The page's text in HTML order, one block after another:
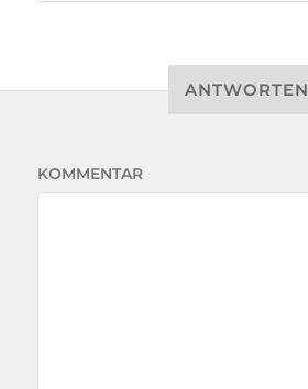
ANTWORTEN
KOMMENTAR